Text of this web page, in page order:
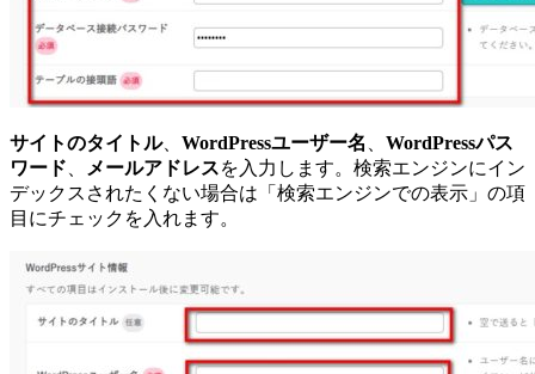
サイトのタイトル、 WordPressユーザー名
WordPressパス
ワード
メールアドレスを入力します。検索エンジンにイン
デックスされたくない場合は「検索エンジンでの表示」の項
目にチェックを入れます。